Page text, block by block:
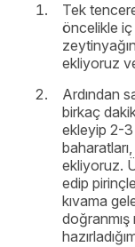
Tek
öncelikle iç
ekliyoruz
Ardından
birkaç
ekleyip 2-
ekliyoruz.
edip
kıvama
doğranmış